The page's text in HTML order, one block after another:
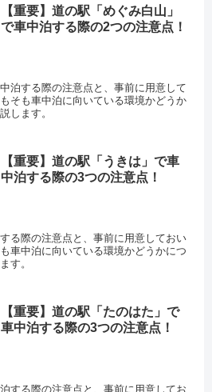
【重要】道の駅「めぐみ白山」
で車中泊する際の2つの注意点！
泊する際の注意点と、事前に用意して
そも車中泊に向いている環境かどうか
します。
【重要】道の駅「うきは」で車
中泊する際の3つの注意点！
る際の注意点と、事前に用意しておい
車中泊に向いている環境かどうかにつ
す。
【重要】道の駅「たのはた」で
車中泊する際の3つの注意点！
する際の注意点と、事前に用意してお